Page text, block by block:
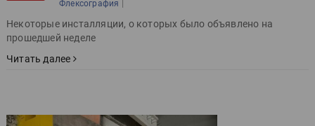
Флексография |
Некоторые инсталляции, о которых было объявлено на
прошедшей неделе
Читать далее